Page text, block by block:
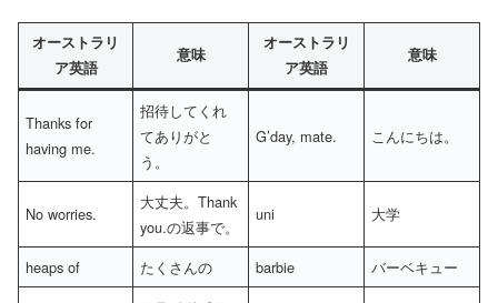
オーストラリ
ア英語
意味
オーストラリ
ア英語
意味
Thanks for
having me.
招待してくれ
てありがと
う。
G’day, mate. こんにちは。
No worries.
大丈夫。Thank
you.の返事で。
uni 大学
heaps of たくさんの barbie バーベキュー